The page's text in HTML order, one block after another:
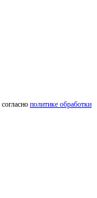
политике обработки